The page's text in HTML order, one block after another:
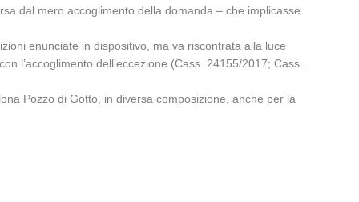
dal mero accoglimento della domanda – che implicasse
enunciate in dispositivo, ma va riscontrata alla luce
l’accoglimento dell’eccezione (Cass. 24155/2017; Cass.
Pozzo di Gotto, in diversa composizione, anche per la